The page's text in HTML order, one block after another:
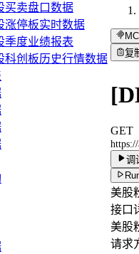
买卖盘口数据
涨停板实时数据
季度业绩报表
科创板历史行情数据
复
GET
调
美股
接口
美股
请求